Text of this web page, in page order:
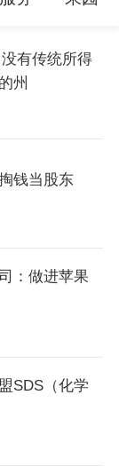
价平价线
无死角，
花知晓的
配自身的
知晓的核
日年轻群
不需要复杂
消费者一
有传统所得
州
钱当股东
：做进苹果
SDS（化学